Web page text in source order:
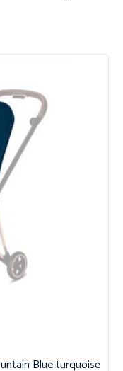
Blue turquoise